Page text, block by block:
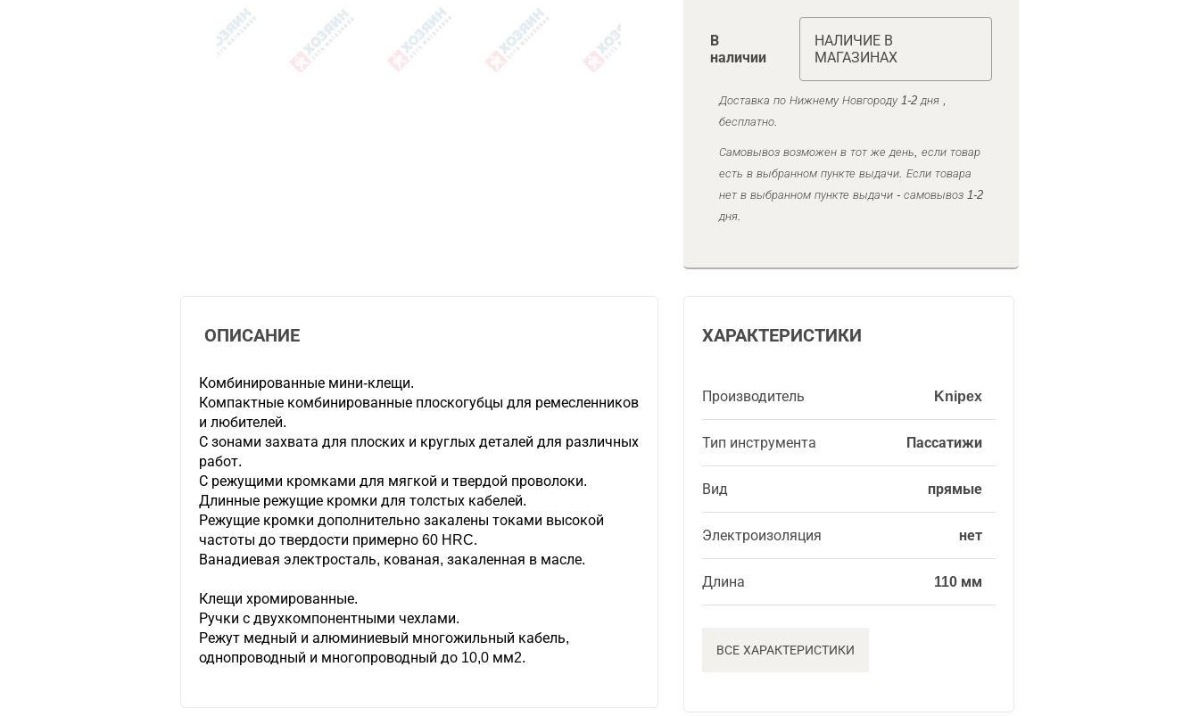
В
наличии
НАЛИЧИЕ В
МАГАЗИНАХ
Доставка по Нижнему Новгороду 1-2 дня ,
бесплатно.
Самовывоз возможен в тот же день, если товар
есть в выбранном пункте выдачи. Если товара
нет в выбранном пункте выдачи - самовывоз 1-2
дня.
ХАРАКТЕРИСТИКИ
Производитель Knipex
Тип инструмента Пассатижи
Вид прямые
Электроизоляция нет
Длина 110 мм
ВСЕ ХАРАКТЕРИСТИКИ
ОПИСАНИЕ
Комбинированные мини-клещи.
Компактные комбинированные плоскогубцы для ремесленников
и любителей.
С зонами захвата для плоских и круглых деталей для различных
работ.
С режущими кромками для мягкой и твердой проволоки.
Длинные режущие кромки для толстых кабелей.
Режущие кромки дополнительно закалены токами высокой
частоты до твердости примерно 60 HRC.
Ванадиевая электросталь, кованая, закаленная в масле.
Клещи хромированные.
Ручки с двухкомпонентными чехлами.
Режут медный и алюминиевый многожильный кабель,
однопроводный и многопроводный до 10,0 мм2.